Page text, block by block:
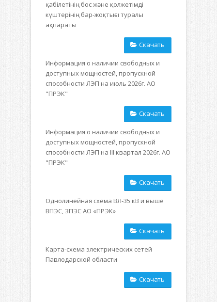
қабілетінің бос және қолжетімді
күштерінің бар-жоқтығы туралы
ақпараты
Скачать
Информация о наличии свободных и
доступных мощностей, пропускной
способности ЛЭП на июль 2026г. АО
"ПРЭК"
Скачать
Информация о наличии свободных и
доступных мощностей, пропускной
способности ЛЭП на III квартал 2026г. АО
"ПРЭК"
Скачать
Однолинейная схема ВЛ-35 кВ и выше
ВПЭС, ЗПЭС АО «ПРЭК»
Скачать
Карта-схема электрических сетей
Павлодарской области
Скачать